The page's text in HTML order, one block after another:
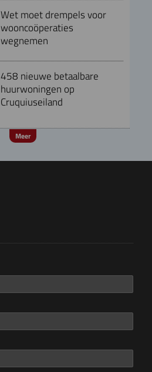
Wet moet drempels voor
wooncoöperaties
wegnemen
458 nieuwe betaalbare
huurwoningen op
Cruquiuseiland
Meer